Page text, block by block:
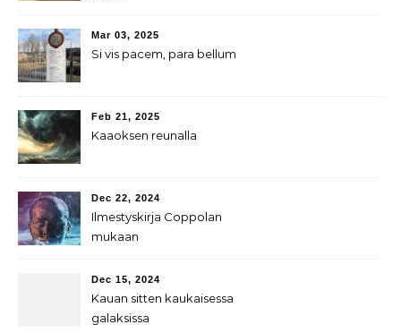
Mar 03, 2025
Si vis pacem, para bellum
Feb 21, 2025
Kaaoksen reunalla
Dec 22, 2024
Ilmestyskirja Coppolan
mukaan
Dec 15, 2024
Kauan sitten kaukaisessa
galaksissa